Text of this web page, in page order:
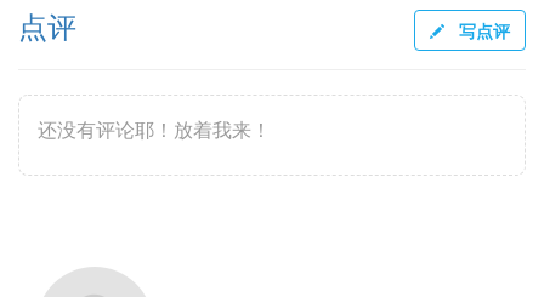
点评 写点评
还没有评论耶！放着我来！